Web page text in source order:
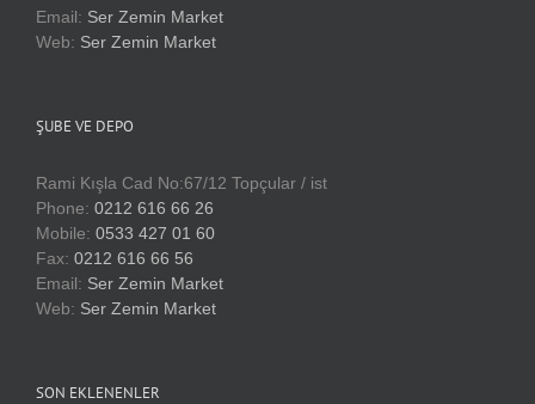
Email: Ser Zemin Market
Web: Ser Zemin Market
ŞUBE VE DEPO
Rami Kışla Cad No:67/12 Topçular / ist
Phone: 0212 616 66 26
Mobile: 0533 427 01 60
Fax: 0212 616 66 56
Email: Ser Zemin Market
Web: Ser Zemin Market
SON EKLENENLER